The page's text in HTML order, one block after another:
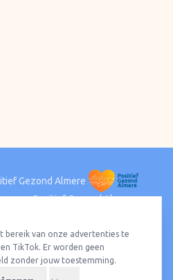
Gezond Almere
Positief Gezond Almere
PER WIJK
StadAlmere BuitenAlmere Poort
Wat te doen
bereik van onze advertenties te
TikTok. Er worden geen
zonder jouw toestemming.